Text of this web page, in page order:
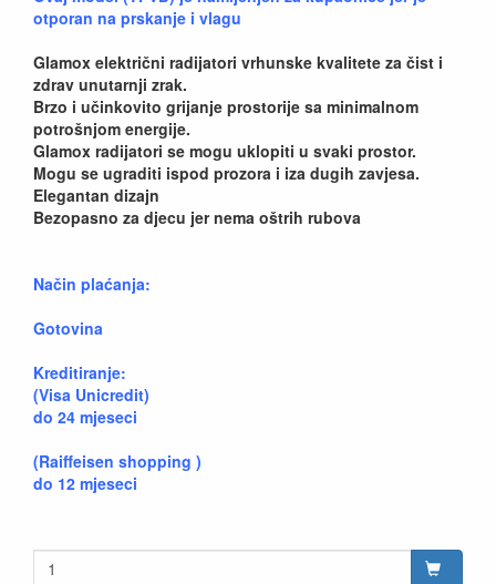
otporan na prskanje i vlagu
Glamox električni radijatori vrhunske kvalitete za čist i
zdrav unutarnji zrak.
Brzo i učinkovito grijanje prostorije sa minimalnom
potrošnjom energije.
Glamox radijatori se mogu uklopiti u svaki prostor.
Mogu se ugraditi ispod prozora i iza dugih zavjesa.
Elegantan dizajn
Bezopasno za djecu jer nema oštrih rubova
Način plaćanja:
Gotovina
Kreditiranje:
(Visa Unicredit)
do 24 mjeseci
(Raiffeisen shopping )
do 12 mjeseci